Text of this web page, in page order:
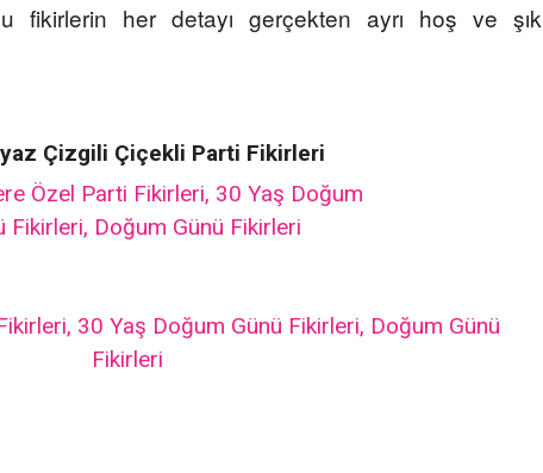
fikirlerin her detayı gerçekten ayrı hoş ve şık
Çizgili Çiçekli Parti Fikirleri